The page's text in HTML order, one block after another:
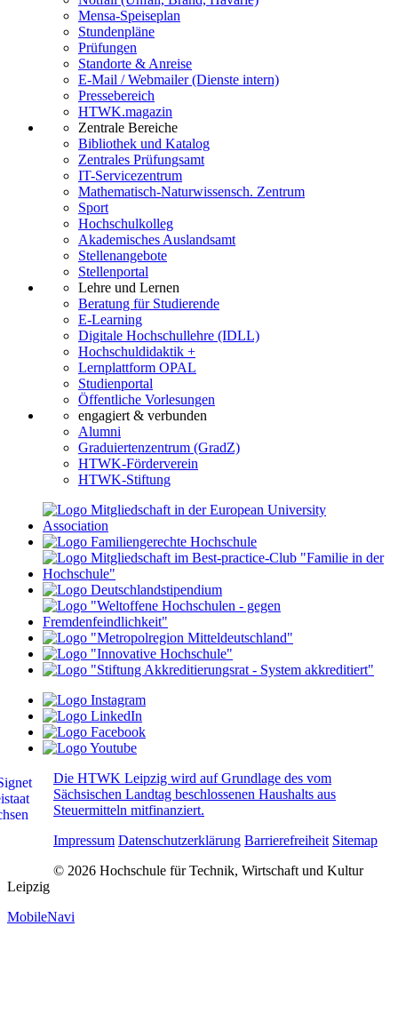
Mensa-Speiseplan
Stundenpläne
Prüfungen
Standorte & Anreise
E-Mail / Webmailer (Dienste intern)
Pressebereich
HTWK.magazin
Zentrale Bereiche
Bibliothek und Katalog
Zentrales Prüfungsamt
IT-Servicezentrum
Mathematisch-Naturwissensch. Zentrum
Sport
Hochschulkolleg
Akademisches Auslandsamt
Stellenangebote
Stellenportal
Lehre und Lernen
Beratung für Studierende
E-Learning
Digitale Hochschullehre (IDLL)
Hochschuldidaktik +
Lernplattform OPAL
Studienportal
Öffentliche Vorlesungen
engagiert & verbunden
Alumni
Graduiertenzentrum (GradZ)
HTWK-Förderverein
HTWK-Stiftung
Die HTWK Leipzig wird auf Grundlage des vom
Sächsischen Landtag beschlossenen Haushalts aus
Steuermitteln mitfinanziert.
Impressum Datenschutzerklärung Barrierefreiheit Sitemap
© 2026 Hochschule für Technik, Wirtschaft und Kultur
Leipzig
MobileNavi